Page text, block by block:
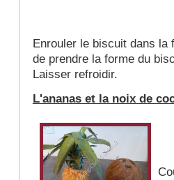
Enrouler le biscuit dans
de prendre la forme du
Laisser refroidir.
L'ananas et la noix de